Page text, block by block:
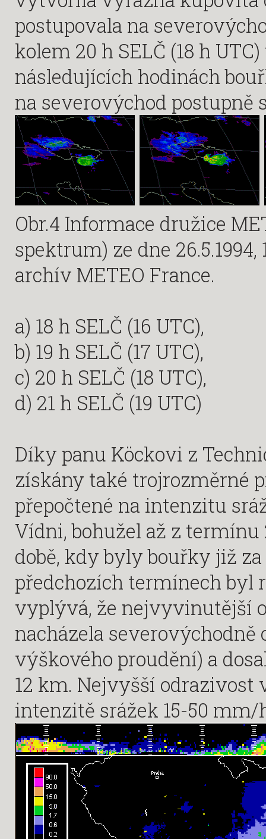
postupovala na
kolem 20 h SELČ (18 h
následujících hodinách
na severovýchod postupně
Obr.4 Informace družice
spektrum) ze dne 26.5.1994,
archív METEO France.
a) 18 h SELČ (16 UTC),
b) 19 h SELČ (17 UTC),
c) 20 h SELČ (18 UTC),
d) 21 h SELČ (19 UTC)
Díky panu Köckovi z
získány také trojrozměrné
přepočtené na intenzitu
Vídni, bohužel až z termínu
době, kdy byly bouřky již
předchozích termínech byl
vyplývá, že nejvyvinutější
nacházela
výškového proudění) a
12 km. Nejvyšší odrazivost
intenzitě srážek 15-50 mm/